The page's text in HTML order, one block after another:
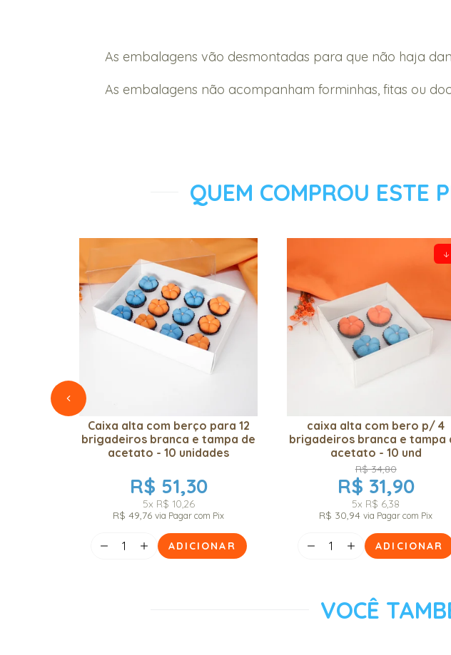
As embalagens vão desmontadas para que não haja
As embalagens não acompanham forminhas, fitas ou
QUEM COMPROU ESTE
Caixa alta com berço para 12
brigadeiros branca e tampa de
acetato - 10 unidades
R$ 51,30
5x R$ 10,26
R$ 49,76via Pagar com Pix
ADICIONAR
caixa alta com bero p/ 4
brigadeiros branca e tampa
acetato - 10 und
R$ 34,80
R$ 31,90
5x R$ 6,38
R$ 30,94via Pagar com Pix
ADICIONAR
VOCÊ